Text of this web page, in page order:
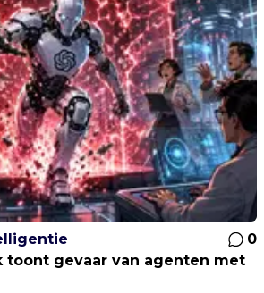
0
toont gevaar van agenten met